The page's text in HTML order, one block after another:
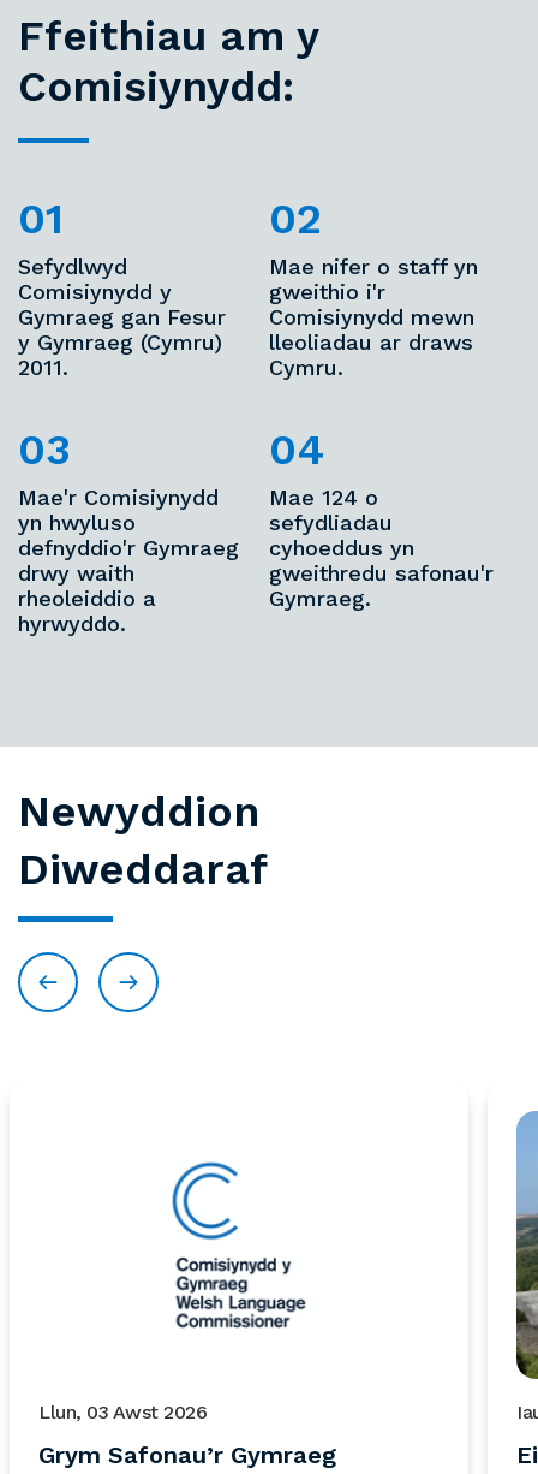
Ffeithiau am y
Comisiynydd:
Sefydlwyd
Comisiynydd y
Gymraeg gan Fesur
y Gymraeg (Cymru)
2011.
Mae nifer o staff yn
gweithio i'r
Comisiynydd mewn
lleoliadau ar draws
Cymru.
Mae'r Comisiynydd
yn hwyluso
defnyddio'r Gymraeg
drwy waith
rheoleiddio a
hyrwyddo.
Mae 124 o
sefydliadau
cyhoeddus yn
gweithredu safonau'r
Gymraeg.
Newyddion
Diweddaraf
Llun, 03 Awst 2026
Grym Safonau’r Gymraeg